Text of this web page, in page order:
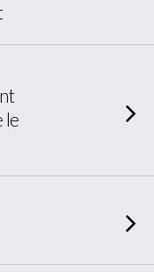
le